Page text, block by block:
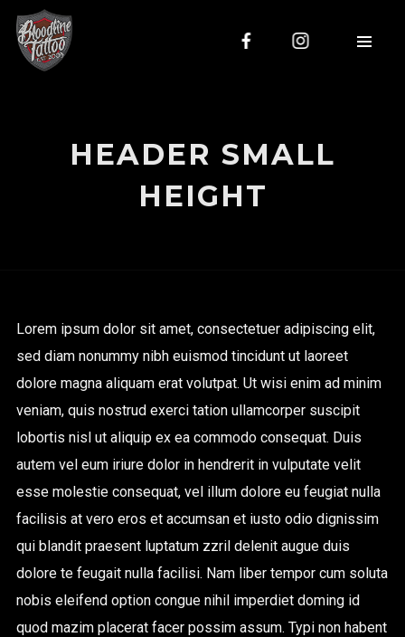
HEADER SMALL
HEIGHT
Lorem ipsum dolor sit amet, consectetuer adipiscing elit,
sed diam nonummy nibh euismod tincidunt ut laoreet
dolore magna aliquam erat volutpat. Ut wisi enim ad minim
veniam, quis nostrud exerci tation ullamcorper suscipit
lobortis nisl ut aliquip ex ea commodo consequat. Duis
autem vel eum iriure dolor in hendrerit in vulputate velit
esse molestie consequat, vel illum dolore eu feugiat nulla
facilisis at vero eros et accumsan et iusto odio dignissim
qui blandit praesent luptatum zzril delenit augue duis
dolore te feugait nulla facilisi. Nam liber tempor cum soluta
nobis eleifend option congue nihil imperdiet doming id
quod mazim placerat facer possim assum. Typi non habent